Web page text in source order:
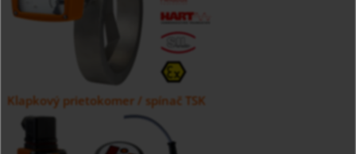
Klapkový prietokomer / spínač TSK